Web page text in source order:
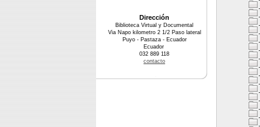
Dirección
Biblioteca Virtual y Documental
Via Napo kilometro 2 1/2 Paso lateral
Puyo - Pastaza - Ecuador
Ecuador
032 889 118
contacto